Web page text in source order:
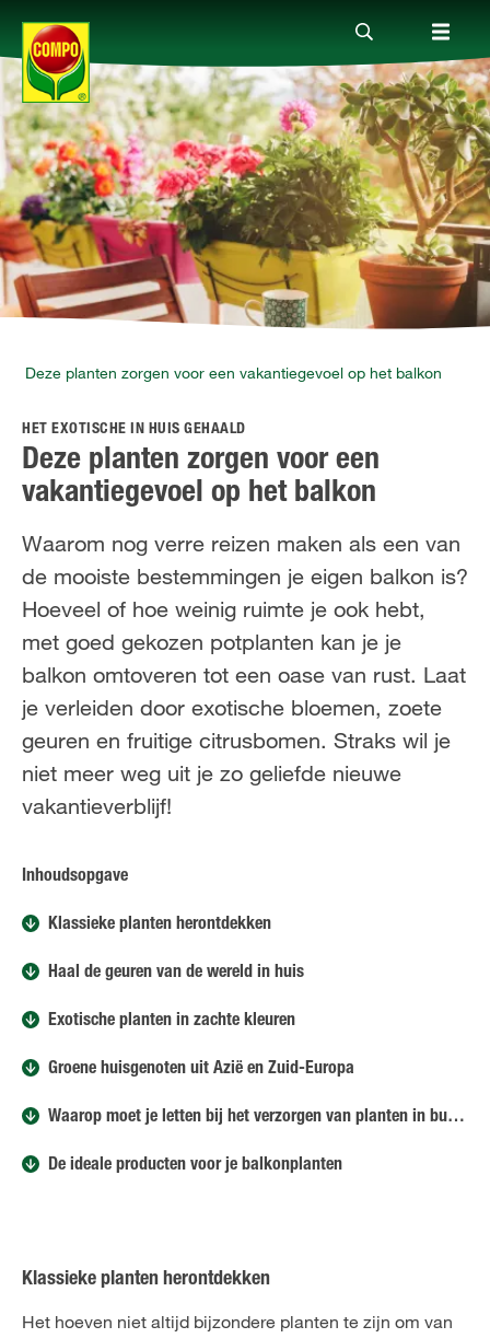
Producten
Advies
Thema's
Tot je dienst
Onderneming
FR NL
Deze planten zorgen voor een vakantiegevoel op het balkon
HET EXOTISCHE IN HUIS GEHAALD
Deze planten zorgen voor een
vakantiegevoel op het balkon
Waarom nog verre reizen maken als een van
de mooiste bestemmingen je eigen balkon is?
Hoeveel of hoe weinig ruimte je ook hebt,
met goed gekozen potplanten kan je je
balkon omtoveren tot een oase van rust. Laat
je verleiden door exotische bloemen, zoete
geuren en fruitige citrusbomen. Straks wil je
niet meer weg uit je zo geliefde nieuwe
vakantieverblijf!
Inhoudsopgave
Klassieke planten herontdekken
Haal de geuren van de wereld in huis
Exotische planten in zachte kleuren
Groene huisgenoten uit Azië en Zuid-Europa
Waarop moet je letten bij het verzorgen van planten in buitenpotten?
De ideale producten voor je balkonplanten
Klassieke planten herontdekken
Het hoeven niet altijd bijzondere planten te zijn om van